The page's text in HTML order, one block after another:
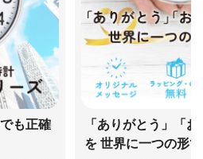
も正確
「ありがとう」「
を 世界に一つの形